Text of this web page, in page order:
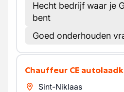
Hecht bedrijf waar je
bent
Goed onderhouden
Chauffeur CE
Sint-Niklaas